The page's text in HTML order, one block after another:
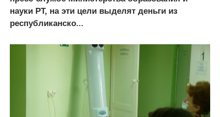
науки РТ, на эти цели выделят деньги из
республиканско...